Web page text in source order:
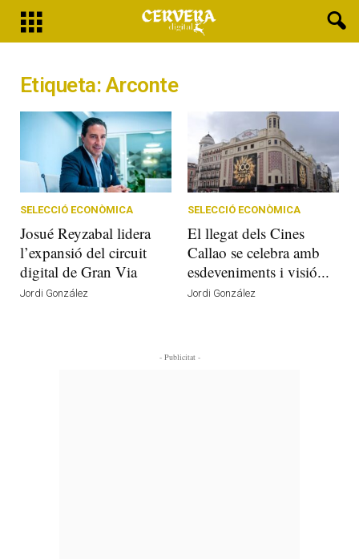
Etiqueta: Arconte
SELECCIÓ ECONÒMICA
Josué Reyzabal lidera
l’expansió del circuit
digital de Gran Via
Jordi González
SELECCIÓ ECONÒMICA
El llegat dels Cines
Callao se celebra amb
esdeveniments i visió...
Jordi González
- Publicitat -